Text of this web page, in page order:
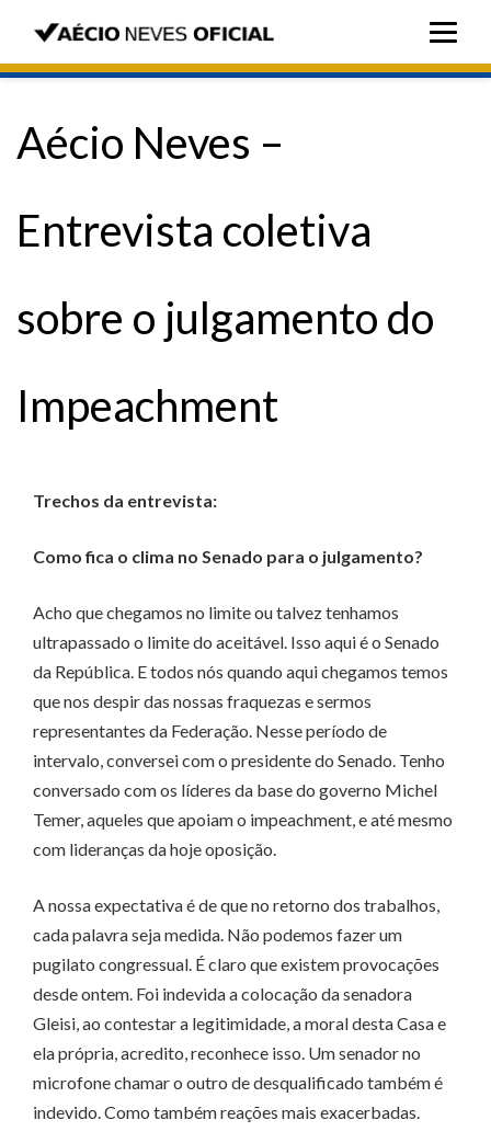
Aécio Neves –
Entrevista coletiva
sobre o julgamento do
Impeachment
Trechos da entrevista:
Como fica o clima no Senado para o julgamento?
Acho que chegamos no limite ou talvez tenhamos
ultrapassado o limite do aceitável. Isso aqui é o Senado
da República. E todos nós quando aqui chegamos temos
que nos despir das nossas fraquezas e sermos
representantes da Federação. Nesse período de
intervalo, conversei com o presidente do Senado. Tenho
conversado com os líderes da base do governo Michel
Temer, aqueles que apoiam o impeachment, e até mesmo
com lideranças da hoje oposição.
A nossa expectativa é de que no retorno dos trabalhos,
cada palavra seja medida. Não podemos fazer um
pugilato congressual. É claro que existem provocações
desde ontem. Foi indevida a colocação da senadora
Gleisi, ao contestar a legitimidade, a moral desta Casa e
ela própria, acredito, reconhece isso. Um senador no
microfone chamar o outro de desqualificado também é
indevido. Como também reações mais exacerbadas.